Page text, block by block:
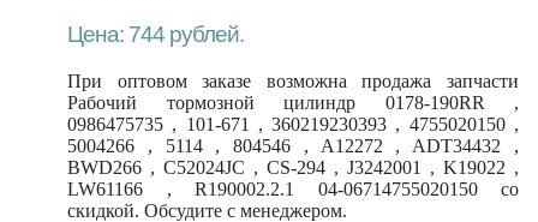
Цена: 744 рублей.
При оптовом заказе возможна продажа запчасти
Рабочий тормозной цилиндр 0178-190RR ,
0986475735 , 101-671 , 360219230393 , 4755020150 ,
5004266 , 5114 , 804546 , A12272 , ADT34432 ,
BWD266 , C52024JC , CS-294 , J3242001 , K19022 ,
LW61166 , R190002.2.1 04-06714755020150 со
скидкой. Обсудите с менеджером.